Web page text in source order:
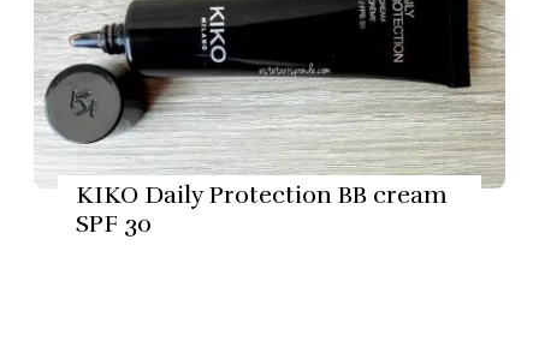
KIKO Daily Protection BB cream
SPF 30